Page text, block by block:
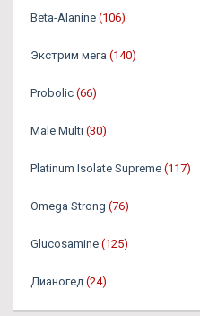
Beta-Alanine (106)
Экстрим мега (140)
Probolic (66)
Male Multi (30)
Platinum Isolate Supreme (117)
Omega Strong (76)
Glucosamine (125)
Дианогед (24)